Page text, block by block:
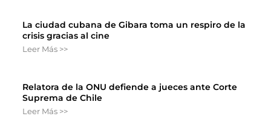
La ciudad cubana de Gibara toma un respiro de la
crisis gracias al cine
Leer Más >>
Relatora de la ONU defiende a jueces ante Corte
Suprema de Chile
Leer Más >>